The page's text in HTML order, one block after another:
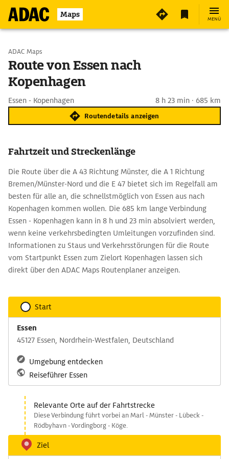
Maps MENÜ
Start wählen
Ziel eingeben
ADAC Maps
Route von Essen nach
Kopenhagen
Essen - Kopenhagen 8 h 23 min · 685 km
Routendetails anzeigen
Fahrtzeit und Streckenlänge
Die Route über die A 43 Richtung Münster, die A 1 Richtung
Bremen/Münster-Nord und die E 47 bietet sich im Regelfall am
besten für alle an, die schnellstmöglich von Essen aus nach
Kopenhagen kommen wollen. Die 685 km lange Verbindung
Essen - Kopenhagen kann in 8 h und 23 min absolviert werden,
wenn keine verkehrsbedingten Umleitungen vorzufinden sind.
Informationen zu Staus und Verkehrsstörungen für die Route
vom Startpunkt Essen zum Zielort Kopenhagen lassen sich
direkt über den ADAC Maps Routenplaner anzeigen.
Start
Essen
45127 Essen, Nordrhein-Westfalen, Deutschland
Umgebung entdecken
Reiseführer Essen
Relevante Orte auf der Fahrtstrecke
Diese Verbindung führt vorbei an Marl - Münster - Lübeck -
Rödbyhavn - Vordingborg - Köge.
Ziel